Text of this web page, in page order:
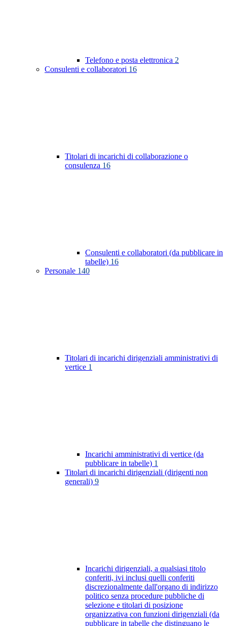
Telefono e posta elettronica 2
Consulenti e collaboratori 16
Titolari di incarichi di collaborazione o
consulenza 16
Consulenti e collaboratori (da pubblicare in
tabelle) 16
Personale 140
Titolari di incarichi dirigenziali amministrativi di
vertice 1
Incarichi amministrativi di vertice (da
pubblicare in tabelle) 1
Titolari di incarichi dirigenziali (dirigenti non
generali) 9
Incarichi dirigenziali, a qualsiasi titolo
conferiti, ivi inclusi quelli conferiti
discrezionalmente dall'organo di indirizzo
politico senza procedure pubbliche di
selezione e titolari di posizione
organizzativa con funzioni dirigenziali (da
pubblicare in tabelle che distinguano le